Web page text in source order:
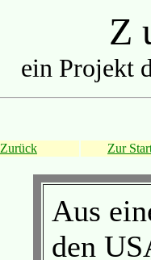
Z
ein Projekt
Zurück
Zur
Aus
den